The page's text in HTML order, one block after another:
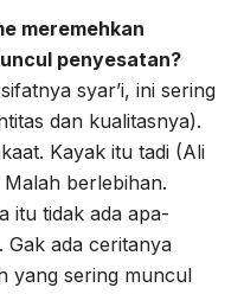
meremehkan
penyesatan?
syar’i, ini sering
dan kualitasnya).
Kayak itu tadi (Ali
berlebihan.
itu tidak ada apa-
Gak ada ceritanya
yang sering muncul